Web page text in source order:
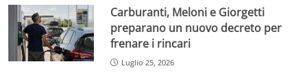
Carburanti, Meloni e Giorgetti
preparano un nuovo decreto per
frenare i rincari
Luglio 25, 2026